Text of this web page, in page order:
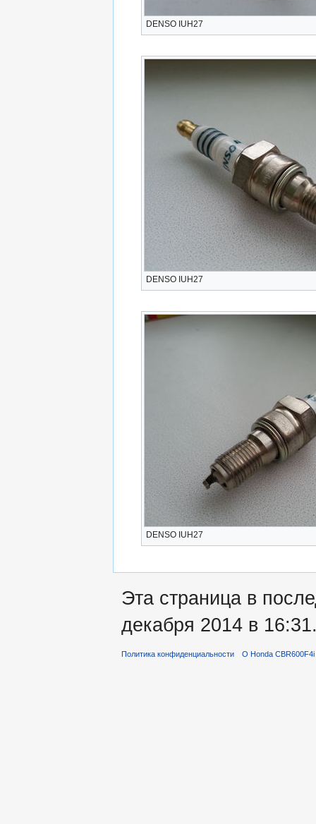
DENSO IUH27
DENSO IUH27
DENSO IUH27
Эта страница в
декабря 2014 в
Политика конфиденциальности О Honda CBR600F4i